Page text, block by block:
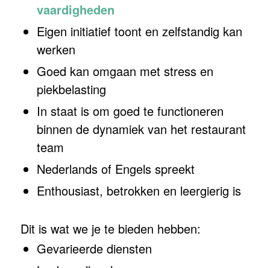
vaardigheden
Eigen initiatief toont en zelfstandig kan
werken
Goed kan omgaan met stress en
piekbelasting
In staat is om goed te functioneren
binnen de dynamiek van het restaurant
team
Nederlands of Engels spreekt
Enthousiast, betrokken en leergierig is
Dit is wat we je te bieden hebben:
Gevarieerde diensten